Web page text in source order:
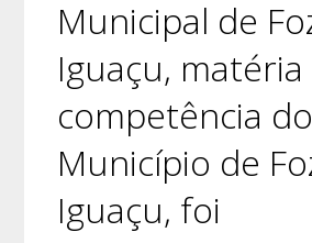
Municipal de
Iguaçu, matéria
competência do
Município de
Iguaçu, foi